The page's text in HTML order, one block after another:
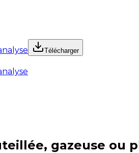
Télécharger
gazeuse ou